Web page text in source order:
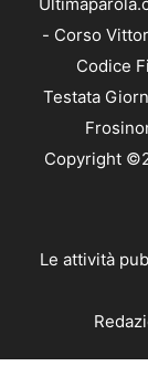
- Corso
Codice
Testata
Copyright
Le attività